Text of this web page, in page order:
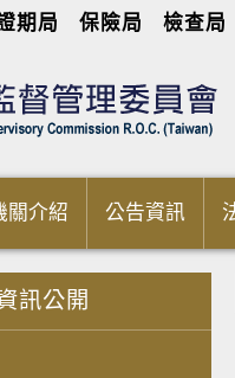
期局 保險局 檢查局
關介紹 公告資訊
訊公開